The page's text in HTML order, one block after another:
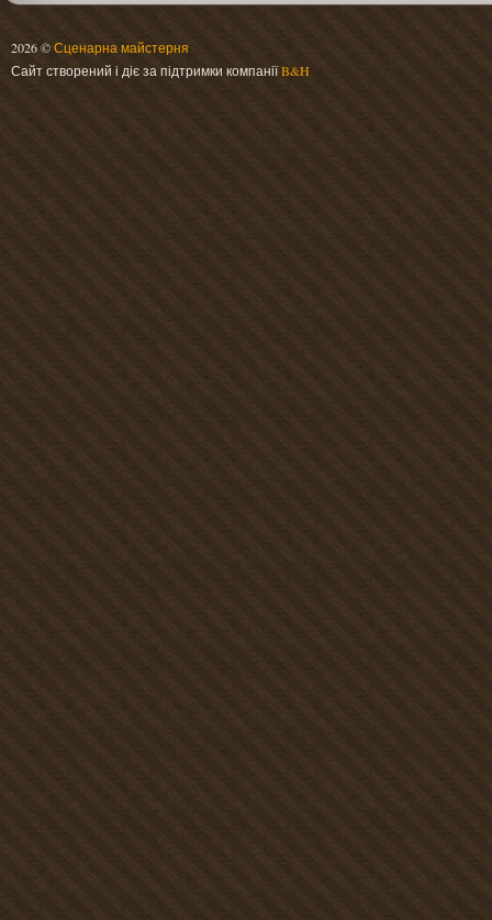
2026 ©Сценарна майстерня
Сайт створений і діє за підтримки компаніїB&H